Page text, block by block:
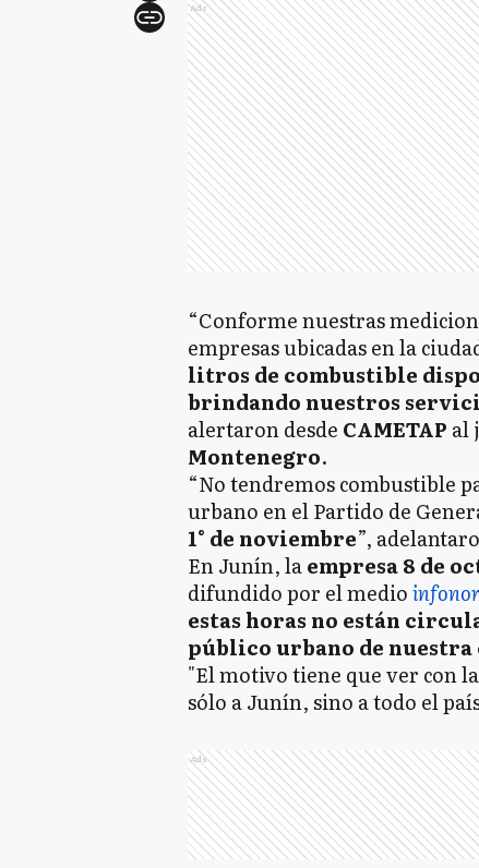
Ads
“Conforme nuestras
empresas ubicadas en la
litros de combustible
brindando nuestros
alertaron desde CAMETAP al
Montenegro.
“No tendremos combustible
urbano en el Partido de
1° de noviembre”,
En Junín, laempresa 8 de
difundido por el medio
estas horas no están
público urbano de nuestra
"El motivo tiene que ver con
sólo a Junín, sino a todo el
Ads